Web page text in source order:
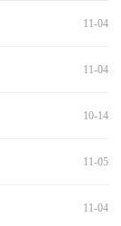
11-04
11-04
10-14
11-05
11-04